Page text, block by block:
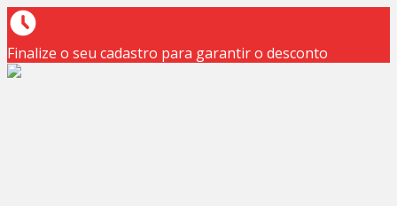
Finalize o seu cadastro para garantir o desconto